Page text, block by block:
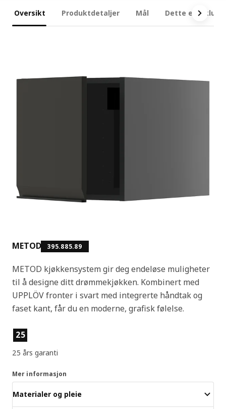
Oversikt Produktdetaljer Mål Dette er
METOD 395.885.89
METOD kjøkkensystem gir deg endeløse muligheter
til å designe ditt drømmekjøkken. Kombinert med
UPPLÖV fronter i svart med integrerte håndtak og
faset kant, får du en moderne, grafisk følelse.
Produktfunksjoner
25
25 års garanti
Mer informasjon
Materialer og pleie